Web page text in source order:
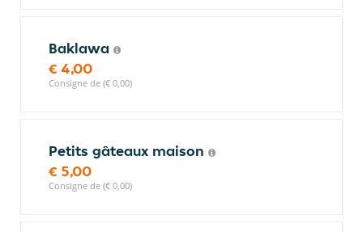
Baklawa
€ 4,00
Consigne de (€ 0,00)
Petits gâteaux maison
€ 5,00
Consigne de (€ 0,00)